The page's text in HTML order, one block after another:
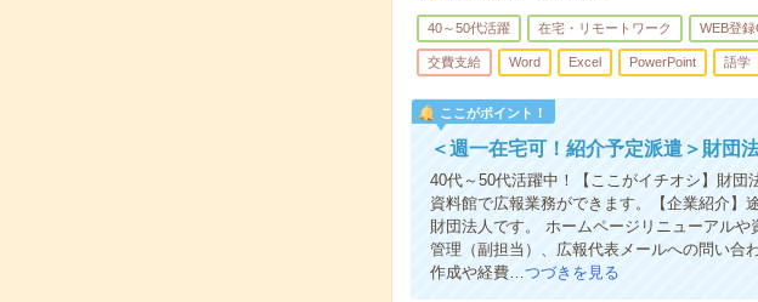
40～50代活躍 在宅・リモートワーク WEB登
交費支給 Word Excel PowerPoint 語学
ここがポイント！
＜週一在宅可！紹介予定派遣＞財団
40代～50代活躍中！【ここがイチオシ】財
資料館で広報業務ができます。【企業紹介】
財団法人です。 ホームページリニューアル
管理（副担当）、広報代表メールへの問い合
作成や経費…つづきを見る